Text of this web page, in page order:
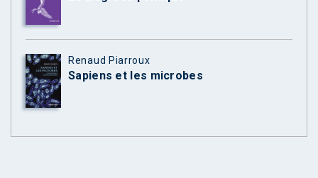
Renaud Piarroux
Sapiens et les microbes